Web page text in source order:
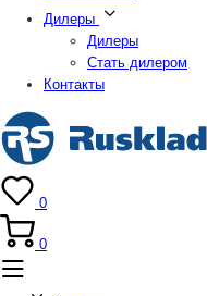
Дилеры
Дилеры
Стать дилером
Контакты
0
0